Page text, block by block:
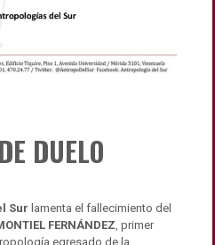
DUELO
Sur lamenta el fallecimiento del
FERNÁNDEZ, primer
egresado de la